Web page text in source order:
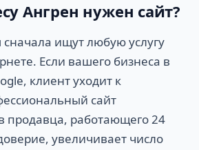
Ангрен нужен сайт?
ищут любую услугу
Если вашего бизнеса в
клиент уходит к
сайт
продавца, работающего 24
увеличивает число